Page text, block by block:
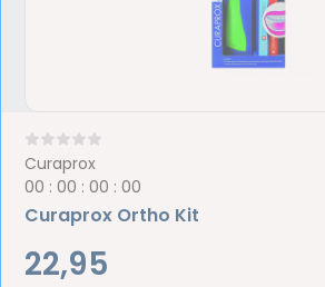
Curaprox
00 :00 :00 :00
Curaprox Ortho Kit
22,95